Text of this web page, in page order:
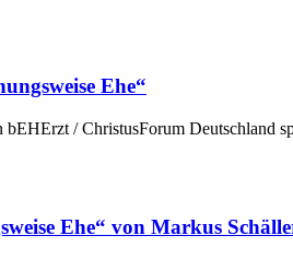
Ehe“
/ ChristusForum Deutschland
Ehe“ von Markus